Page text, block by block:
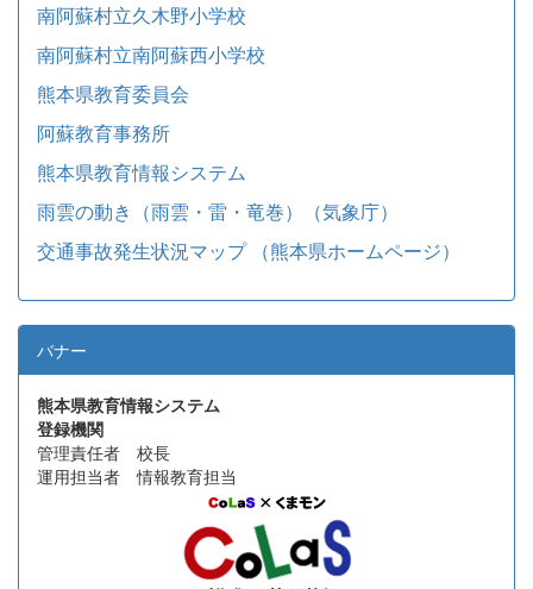
南阿蘇村立久木野小学校
南阿蘇村立南阿蘇西小学校
熊本県教育委員会
阿蘇教育事務所
熊本県教育情報システム
雨雲の動き（雨雲・雷・竜巻）（気象庁）
交通事故発生状況マップ （熊本県ホームページ）
バナー
熊本県教育情報システム
登録機関
管理責任者 校長
運用担当者 情報教育担当